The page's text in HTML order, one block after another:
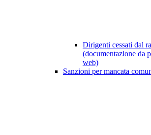
Dirigenti cessati dal
(documentazione da
web)
Sanzioni per mancata